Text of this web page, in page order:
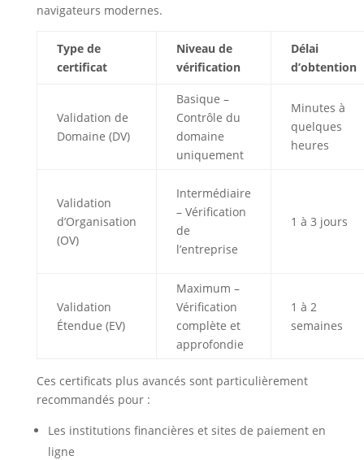
navigateurs modernes.
Type de
certificat
Niveau de
vérification
Délai
d’obtention
Validation de
Domaine (DV)
Basique –
Contrôle du
domaine
uniquement
Minutes à
quelques
heures
Validation
d’Organisation
(OV)
Intermédiaire
– Vérification
de
l’entreprise
1 à 3 jours
Validation
Étendue (EV)
Maximum –
Vérification
complète et
approfondie
1 à 2
semaines
Ces certificats plus avancés sont particulièrement
recommandés pour :
Les institutions financières et sites de paiement en
ligne